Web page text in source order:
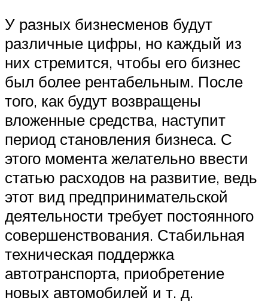
У разных бизнесменов будут
различные цифры, но каждый из
них стремится, чтобы его бизнес
был более рентабельным. После
того, как будут возвращены
вложенные средства, наступит
период становления бизнеса. С
этого момента желательно ввести
статью расходов на развитие, ведь
этот вид предпринимательской
деятельности требует постоянного
совершенствования. Стабильная
техническая поддержка
автотранспорта, приобретение
новых автомобилей и т. д.